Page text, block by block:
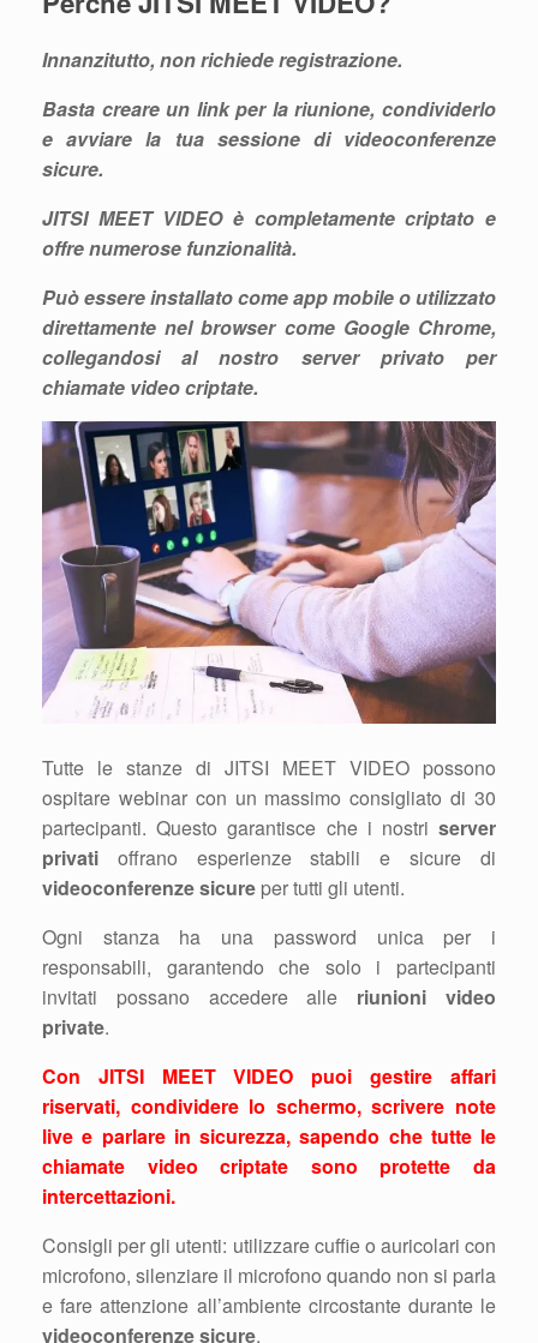
Innanzitutto, non richiede registrazione.
Basta creare un link per la riunione, condividerlo
e avviare la tua sessione di videoconferenze
sicure.
JITSI MEET VIDEO è completamente criptato e
offre numerose funzionalità.
Può essere installato come app mobile o utilizzato
direttamente nel browser come Google Chrome,
collegandosi al nostro server privatoper
chiamate video criptate.
Tutte le stanze di JITSI MEET VIDEO possono
ospitare webinar con un massimo consigliato di 30
partecipanti. Questo garantisce che i nostri server
privati offrano esperienze stabili e sicure di
videoconferenze sicure per tutti gli utenti.
Ogni stanza ha una password unica per i
responsabili, garantendo che solo i partecipanti
invitati possano accedere alle riunioni video
private.
Con JITSI MEET VIDEO puoi gestire affari
riservati, condividere lo schermo, scrivere note
live e parlare in sicurezza, sapendo che tutte le
chiamate video criptate sono protette da
intercettazioni.
Consigli per gli utenti: utilizzare cuffie o auricolari con
microfono, silenziare il microfono quando non si parla
e fare attenzione all’ambiente circostante durante le
videoconferenze sicure.